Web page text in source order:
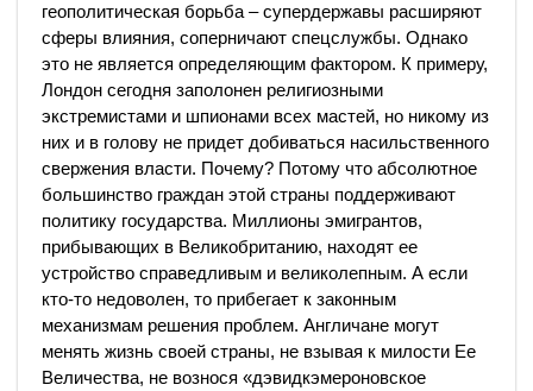
геополитическая борьба – супердержавы расширяют
сферы влияния, соперничают спецслужбы. Однако
это не является определяющим фактором. К примеру,
Лондон сегодня заполонен религиозными
экстремистами и шпионами всех мастей, но никому из
них и в голову не придет добиваться насильственного
свержения власти. Почему? Потому что абсолютное
большинство граждан этой страны поддерживают
политику государства. Миллионы эмигрантов,
прибывающих в Великобританию, находят ее
устройство справедливым и великолепным. А если
кто-то недоволен, то прибегает к законным
механизмам решения проблем. Англичане могут
менять жизнь своей страны, не взывая к милости Ее
Величества, не вознося «дэвидкэмероновское